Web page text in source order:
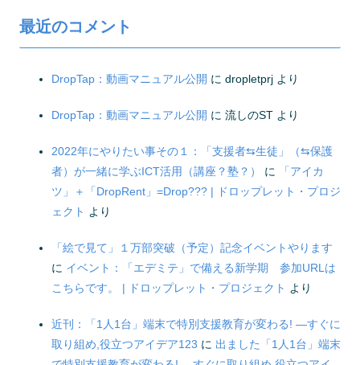
最近のコメント
DropTap：動画マニュアル公開 に dropletprj より
DropTap：動画マニュアル公開 に 流しのST より
2022年にやりたい事その１：「支援者⇆生徒」（⇆保護
者）が一緒に学ぶICT活用（講座？塾？）
に
「アイカ
ツ」＋「DropRent」=Drop??? | ドロップレット・プロジ
ェクト より
「絵で見て」１万部突破（予定）記念イベントやります
に イベント：「エデミテ」で備える新学期 参加URLは
こちらです。 | ドロップレット・プロジェクト より
近刊：「1人1台」端末で特別支援教育が変わる! ―すぐに
取り組め,役立つアイデア123 に 出ました「1人1台」端末